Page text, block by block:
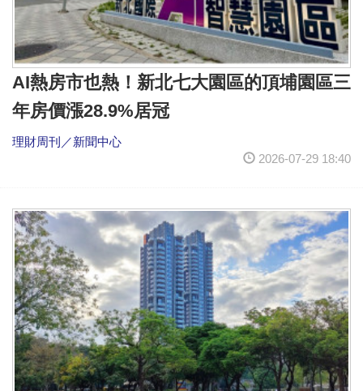
AI熱房市也熱！新北七大園區的頂埔園區三
年房價漲28.9%居冠
理財周刊／新聞中心
2026-07-29 18:40